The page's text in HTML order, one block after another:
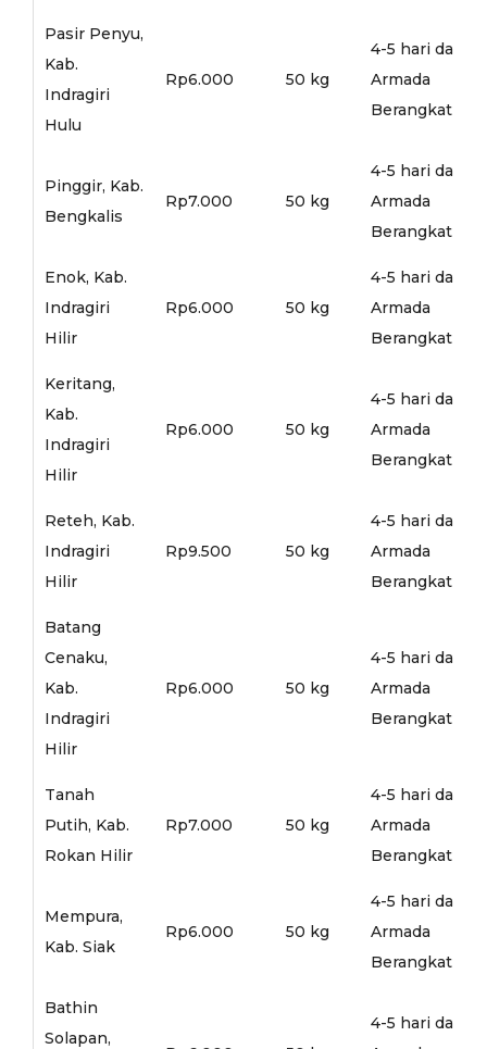
Pasir Penyu,
Kab.
Indragiri
Hulu
Rp6.000 50 kg
4-5 hari dari
Armada
Berangkat
Pinggir, Kab.
Bengkalis
Rp7.000 50 kg
4-5 hari dari
Armada
Berangkat
Enok, Kab.
Indragiri
Hilir
Rp6.000 50 kg
4-5 hari dari
Armada
Berangkat
Keritang,
Kab.
Indragiri
Hilir
Rp6.000 50 kg
4-5 hari dari
Armada
Berangkat
Reteh, Kab.
Indragiri
Hilir
Rp9.500 50 kg
4-5 hari dari
Armada
Berangkat
Batang
Cenaku,
Kab.
Indragiri
Hilir
Rp6.000 50 kg
4-5 hari dari
Armada
Berangkat
Tanah
Putih, Kab.
Rokan Hilir
Rp7.000 50 kg
4-5 hari dari
Armada
Berangkat
Mempura,
Kab. Siak
Rp6.000 50 kg
4-5 hari dari
Armada
Berangkat
Bathin
Solapan,
4-5 hari dari